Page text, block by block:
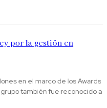
por la gestión en
en el marco de los Awards
también fue reconocido a